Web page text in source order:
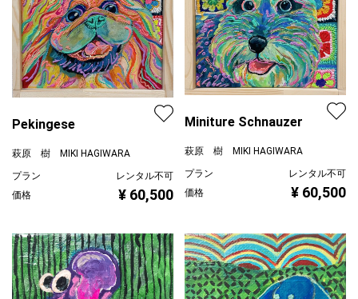
Pekingese
萩原 樹 MIKI HAGIWARA
プラン
レンタル不可
価格
¥ 60,500
Miniture Schnauzer
萩原 樹 MIKI HAGIWARA
プラン
レンタル不可
価格
¥ 60,500